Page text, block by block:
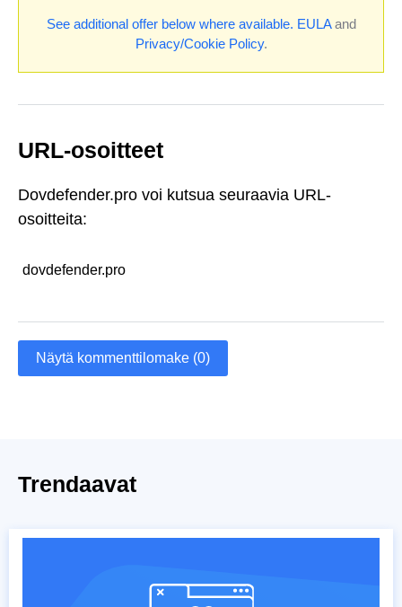
See additional offer below where available. EULAand
Privacy/Cookie Policy.
URL-osoitteet
Dovdefender.pro voi kutsua seuraavia URL-
osoitteita:
dovdefender.pro
Näytä kommenttilomake (0)
Trendaavat